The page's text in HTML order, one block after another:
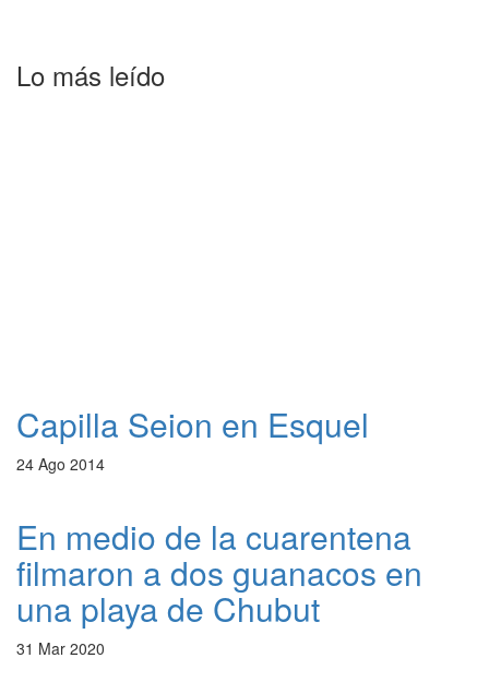
Lo más leído
Capilla Seion en Esquel
24 Ago 2014
En medio de la cuarentena
filmaron a dos guanacos en
una playa de Chubut
31 Mar 2020